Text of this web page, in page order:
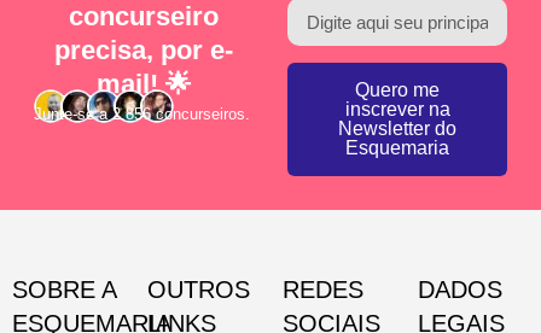
concurseiro
precisa, por e-
mail! 🌟
Junte-se a 2.856 concurseiros.
Quero me
inscrever na
Newsletter do
Esquemaria
SOBRE A
ESQUEMARIA
OUTROS
LINKS
REDES
SOCIAIS
DADOS
LEGAIS